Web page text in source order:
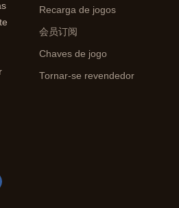
Recarga de jogos
会员订阅
Chaves de jogo
Tornar-se revendedor